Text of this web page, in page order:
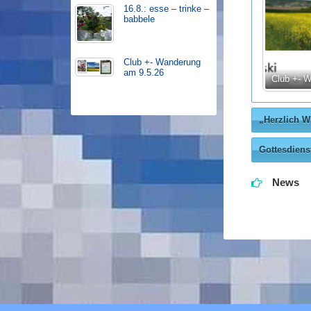
16.8.: esse – trinke – babbele Club +-
„Herzlich
8.
Monat
News
16.8.: esse – trinke –
babbele
Club +- Wanderung
am 9.5.26